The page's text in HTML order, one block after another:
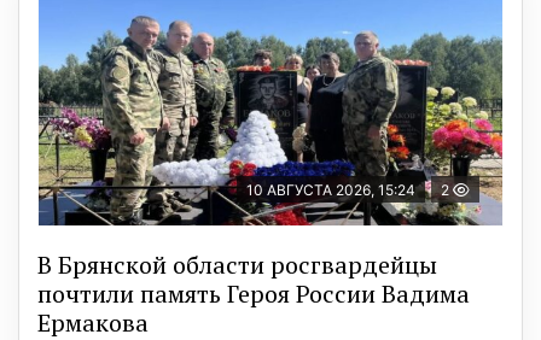
10 АВГУСТА 2026, 15:24 2
В Брянской области росгвардейцы
почтили память Героя России Вадима
Ермакова